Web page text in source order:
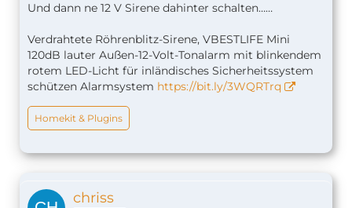
Und dann ne 12 V Sirene dahinter schalten……
Verdrahtete Röhrenblitz-Sirene, VBESTLIFE Mini
120dB lauter Außen-12-Volt-Tonalarm mit blinkendem
rotem LED-Licht für inländisches Sicherheitssystem
schützen Alarmsystem https://bit.ly/3WQRTrq
Homekit & Plugins
chriss